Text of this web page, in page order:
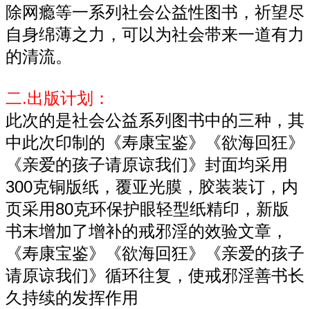
除网瘾等一系列社会公益性图书，祈望尽
自身绵薄之力，可以为社会带来一道有力
的清流。
二.出版计划：
此次的是社会公益系列图书中的三种，其
中此次印制的《寿康宝鉴》《欲海回狂》
《亲爱的孩子请原谅我们》封面均采用
300克铜版纸，覆亚光膜，胶装装订，内
页采用80克环保护眼轻型纸精印，新版
书末增加了增补的戒邪淫的效验文章，
《寿康宝鉴》《欲海回狂》《亲爱的孩子
请原谅我们》循环往复，使戒邪淫善书长
久持续的发挥作用